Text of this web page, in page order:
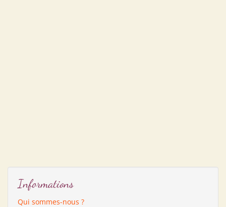
Informations
Qui sommes-nous ?